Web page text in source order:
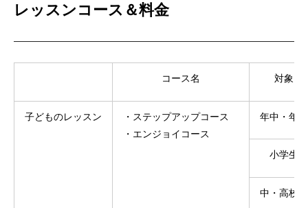
レッスンコース＆料金
コース名 対象
子どものレッスン
・ステップアップコース
・エンジョイコース
年中・年長
小学生
中・高校生